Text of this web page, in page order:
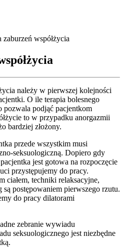
zaburzeń współżycia
należy w pierwszej kolejności
O ile terapia bolesnego
pozwala podjąć pacjentkom
to w przypadku anorgazmii
bardziej złożony.
przede wszystkim musi
seksuologiczną. Dopiero gdy
jest gotowa na rozpoczęcie
przystępujemy do pracy.
ciałem, techniki relaksacyjne,
postępowaniem pierwszego rzutu.
do pracy dilatorami
zebranie wywiadu
seksuologicznego jest niezbędne